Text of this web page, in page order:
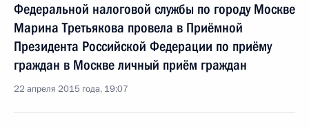
Федеральной налоговой службы по городу Москве
Марина Третьякова провела в Приёмной
Президента Российской Федерации по приёму
граждан в Москве личный приём граждан
22 апреля 2015 года, 19:07